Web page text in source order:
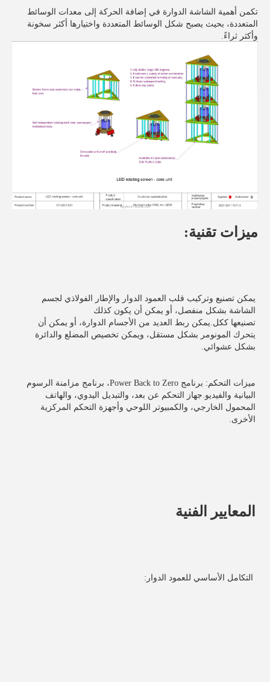
وأكثر ثراءً.
ميزات تقنية:
الشاشة بشكل منفصل، أو يمكن أن يكون كذلك
بشكل عشوائي.
الأخرى.
المعايير الفنية
التكامل الأساسي للعمود الدوار: